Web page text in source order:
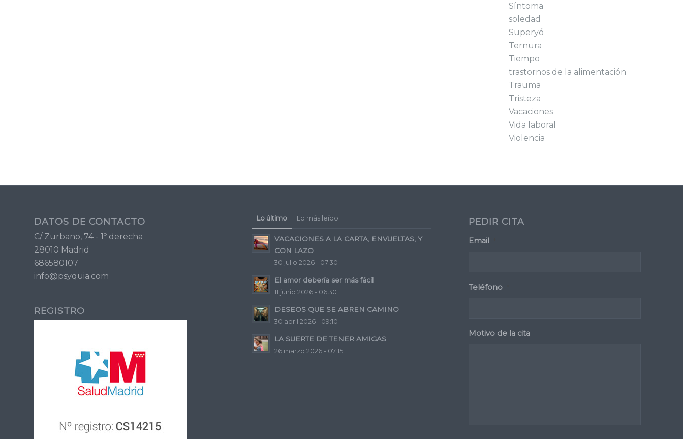
Síntoma
soledad
Superyó
Ternura
Tiempo
trastornos de la alimentación
Trauma
Tristeza
Vacaciones
Vida laboral
Violencia
DATOS DE CONTACTO
C/ Zurbano, 74 - 1º derecha
28010 Madrid
686580107
info@psyquia.com
REGISTRO
Lo último Lo más leído
VACACIONES A LA CARTA, ENVUELTAS, Y
CON LAZO
30 julio 2026 - 07:30
El amor debería ser más fácil
11 junio 2026 - 06:30
DESEOS QUE SE ABREN CAMINO
30 abril 2026 - 09:10
LA SUERTE DE TENER AMIGAS
26 marzo 2026 - 07:15
PEDIR CITA
Email
Teléfono
Motivo de la cita